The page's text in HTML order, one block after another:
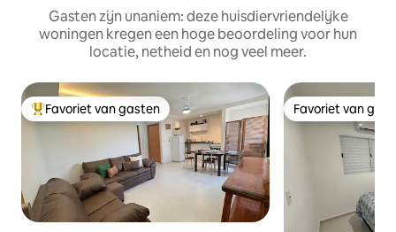
Gasten zijn unaniem: deze huisdiervriendelijke
woningen kregen een hoge beoordeling voor hun
locatie, netheid en nog veel meer.
Topfavoriet van gasten
Favoriet van gasten Favoriet van
Favoriet van